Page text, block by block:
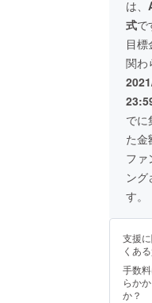
は、
式で
目標
関わ
でに
た金
ファ
ング
す。
支援
くあ
手数
らか
か？